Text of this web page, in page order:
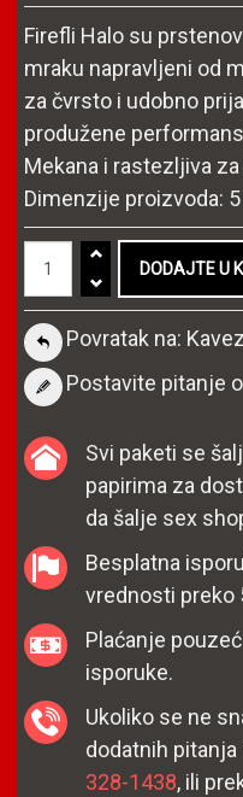
Firefli Halo su
mraku napravljeni od
za čvrsto i udobno
produžene
Mekana i rastezljiva
Dimenzije proizvoda:
Povratak na:
Postavite pitanje
Svi paketi se
papirima za
da šalje sex
Besplatna
vrednosti preko
Plaćanje
isporuke.
Ukoliko se ne
dodatnih
328-1438, ili